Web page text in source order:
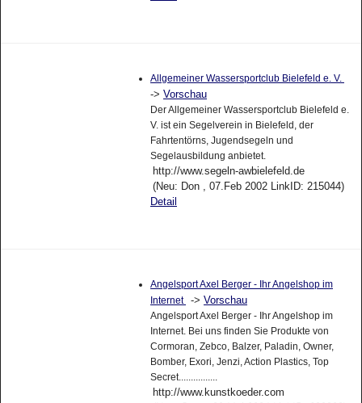
Allgemeiner Wassersportclub Bielefeld e. V.
-> Vorschau
Der Allgemeiner Wassersportclub Bielefeld e.
V. ist ein Segelverein in Bielefeld, der
Fahrtentörns, Jugendsegeln und
Segelausbildung anbietet.
http://www.segeln-awbielefeld.de
(Neu: Don , 07.Feb 2002 LinkID: 215044)
Detail
Angelsport Axel Berger - Ihr Angelshop im
Internet -> Vorschau
Angelsport Axel Berger - Ihr Angelshop im
Internet. Bei uns finden Sie Produkte von
Cormoran, Zebco, Balzer, Paladin, Owner,
Bomber, Exori, Jenzi, Action Plastics, Top
Secret................
http://www.kunstkoeder.com